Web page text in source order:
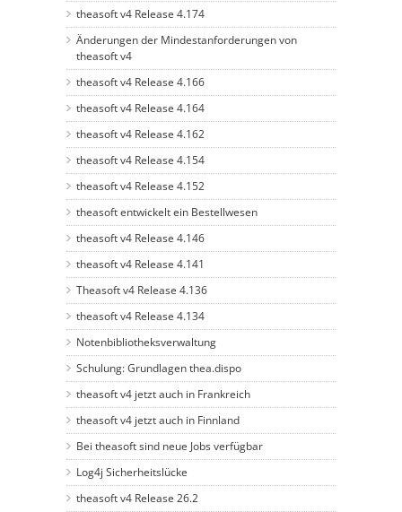
theasoft v4 Release 4.174
Änderungen der Mindestanforderungen von
theasoft v4
theasoft v4 Release 4.166
theasoft v4 Release 4.164
theasoft v4 Release 4.162
theasoft v4 Release 4.154
theasoft v4 Release 4.152
theasoft entwickelt ein Bestellwesen
theasoft v4 Release 4.146
theasoft v4 Release 4.141
Theasoft v4 Release 4.136
theasoft v4 Release 4.134
Notenbibliotheksverwaltung
Schulung: Grundlagen thea.dispo
theasoft v4 jetzt auch in Frankreich
theasoft v4 jetzt auch in Finnland
Bei theasoft sind neue Jobs verfügbar
Log4j Sicherheitslücke
theasoft v4 Release 26.2